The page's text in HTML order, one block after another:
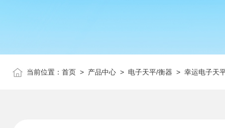
当前位置： 首页 > 产品中心 > 电子天平/衡器 > 幸运电子天